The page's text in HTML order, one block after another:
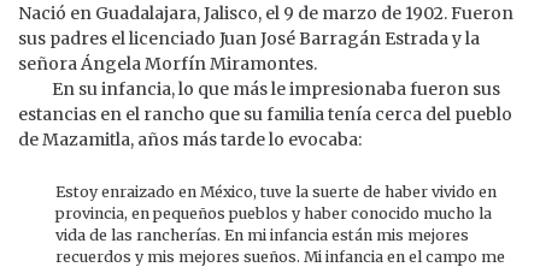
Nació en Guadalajara, Jalisco, el 9 de marzo de 1902. Fueron
sus padres el licenciado Juan José Barragán Estrada y la
señora Ángela Morfín Miramontes.
En su infancia, lo que más le impresionaba fueron sus
estancias en el rancho que su familia tenía cerca del pueblo
de Mazamitla, años más tarde lo evocaba:
Estoy enraizado en México, tuve la suerte de haber vivido en
provincia, en pequeños pueblos y haber conocido mucho la
vida de las rancherías. En mi infancia están mis mejores
recuerdos y mis mejores sueños. Mi infancia en el campo me